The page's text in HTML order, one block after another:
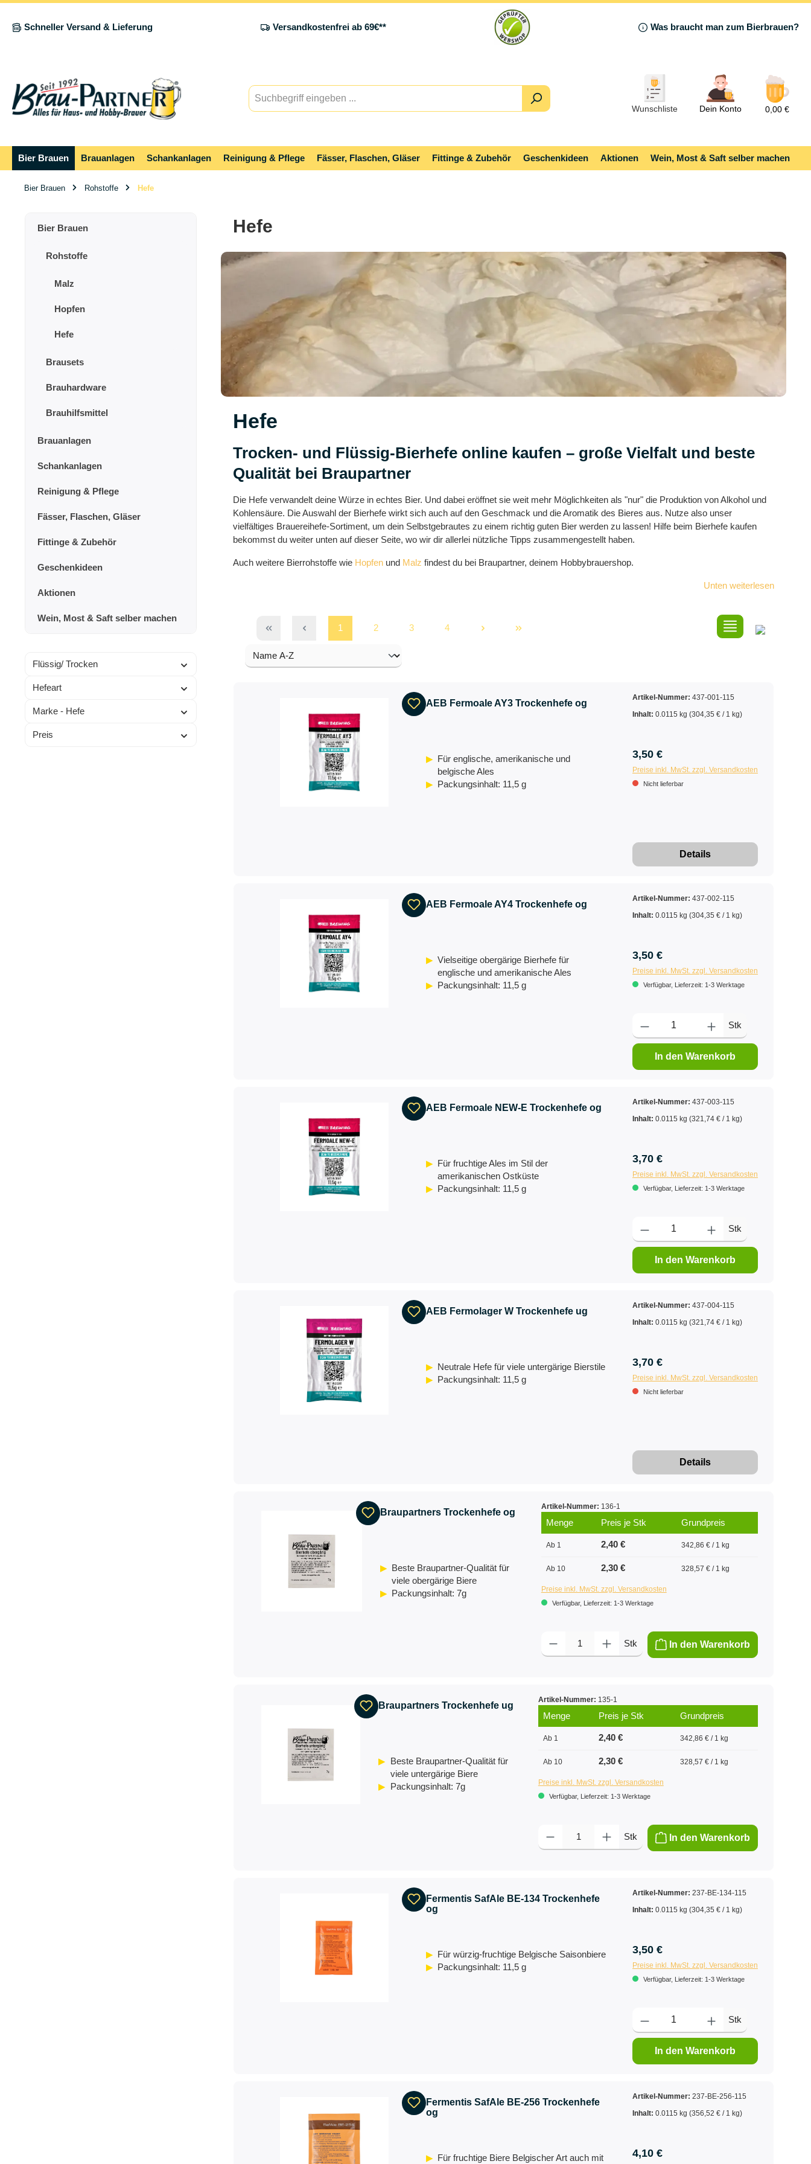
Schneller Versand & Lieferung
Versandkostenfrei ab 69€** Was braucht man zum Bierbrauen?
Wunschliste Dein Konto 0,00 €
Bier Brauen Brauanlagen Schankanlagen Reinigung & Pflege Fässer, Flaschen, Gläser Fittinge & Zubehör Geschenkideen Aktionen Wein, Most & Saft selber machen
Bier Brauen Rohstoffe Hefe
Bier Brauen
Rohstoffe
Malz
Hopfen
Hefe
Brausets
Brauhardware
Brauhilfsmittel
Brauanlagen
Schankanlagen
Reinigung & Pflege
Fässer, Flaschen, Gläser
Fittinge & Zubehör
Geschenkideen
Aktionen
Wein, Most & Saft selber machen
Flüssig/ Trocken
Hefeart
Marke - Hefe
Preis
Hefe
Hefe
Trocken- und Flüssig-Bierhefe online kaufen – große Vielfalt und beste
Qualität bei Braupartner
Die Hefe verwandelt deine Würze in echtes Bier. Und dabei eröffnet sie weit mehr Möglichkeiten als "nur" die Produktion von Alkohol und
Kohlensäure. Die Auswahl der Bierhefe wirkt sich auch auf den Geschmack und die Aromatik des Bieres aus. Nutze also unser
vielfältiges Brauereihefe-Sortiment, um dein Selbstgebrautes zu einem richtig guten Bier werden zu lassen! Hilfe beim Bierhefe kaufen
bekommst du weiter unten auf dieser Seite, wo wir dir allerlei nützliche Tipps zusammengestellt haben.
Auch weitere Bierrohstoffe wie Hopfen und Malz findest du bei Braupartner, deinem Hobbybrauershop.
Unten weiterlesen
1 2 3 4
AEB Fermoale AY3 Trockenhefe og
Für englische, amerikanische und
belgische Ales
Packungsinhalt: 11,5 g
Artikel-Nummer: 437-001-115
Inhalt: 0.0115 kg (304,35 € / 1 kg)
3,50 €
Preise inkl. MwSt. zzgl. Versandkosten
Nicht lieferbar
Details
AEB Fermoale AY4 Trockenhefe og
Vielseitige obergärige Bierhefe für
englische und amerikanische Ales
Packungsinhalt: 11,5 g
Artikel-Nummer: 437-002-115
Inhalt: 0.0115 kg (304,35 € / 1 kg)
3,50 €
Preise inkl. MwSt. zzgl. Versandkosten
Verfügbar, Lieferzeit: 1-3 Werktage
Stk
In den Warenkorb
AEB Fermoale NEW-E Trockenhefe og
Für fruchtige Ales im Stil der
amerikanischen Ostküste
Packungsinhalt: 11,5 g
Artikel-Nummer: 437-003-115
Inhalt: 0.0115 kg (321,74 € / 1 kg)
3,70 €
Preise inkl. MwSt. zzgl. Versandkosten
Verfügbar, Lieferzeit: 1-3 Werktage
Stk
In den Warenkorb
AEB Fermolager W Trockenhefe ug
Neutrale Hefe für viele untergärige Bierstile
Packungsinhalt: 11,5 g
Artikel-Nummer: 437-004-115
Inhalt: 0.0115 kg (321,74 € / 1 kg)
3,70 €
Preise inkl. MwSt. zzgl. Versandkosten
Nicht lieferbar
Details
Braupartners Trockenhefe og
Beste Braupartner-Qualität für
viele obergärige Biere
Packungsinhalt: 7g
Artikel-Nummer: 136-1
Menge Preis je Stk Grundpreis
Ab 1 2,40 € 342,86 € / 1 kg
Ab 10 2,30 € 328,57 € / 1 kg
Preise inkl. MwSt. zzgl. Versandkosten
Verfügbar, Lieferzeit: 1-3 Werktage
Produkt Anzahl: Gib den gewünschten Wert ein oder benutze die Schaltflächen
Stk In den Warenkorb
Braupartners Trockenhefe ug
Beste Braupartner-Qualität für
viele untergärige Biere
Packungsinhalt: 7g
Artikel-Nummer: 135-1
Menge Preis je Stk Grundpreis
Ab 1 2,40 € 342,86 € / 1 kg
Ab 10 2,30 € 328,57 € / 1 kg
Preise inkl. MwSt. zzgl. Versandkosten
Verfügbar, Lieferzeit: 1-3 Werktage
Produkt Anzahl: Gib den gewünschten Wert ein oder benutze die Schaltflächen
Stk In den Warenkorb
Fermentis SafAle BE-134 Trockenhefe
og
Für würzig-fruchtige Belgische Saisonbiere
Packungsinhalt: 11,5 g
Artikel-Nummer: 237-BE-134-115
Inhalt: 0.0115 kg (304,35 € / 1 kg)
3,50 €
Preise inkl. MwSt. zzgl. Versandkosten
Verfügbar, Lieferzeit: 1-3 Werktage
Stk
In den Warenkorb
Fermentis SafAle BE-256 Trockenhefe
og
Für fruchtige Biere Belgischer Art auch mit
Artikel-Nummer: 237-BE-256-115
Inhalt: 0.0115 kg (356,52 € / 1 kg)
4,10 €